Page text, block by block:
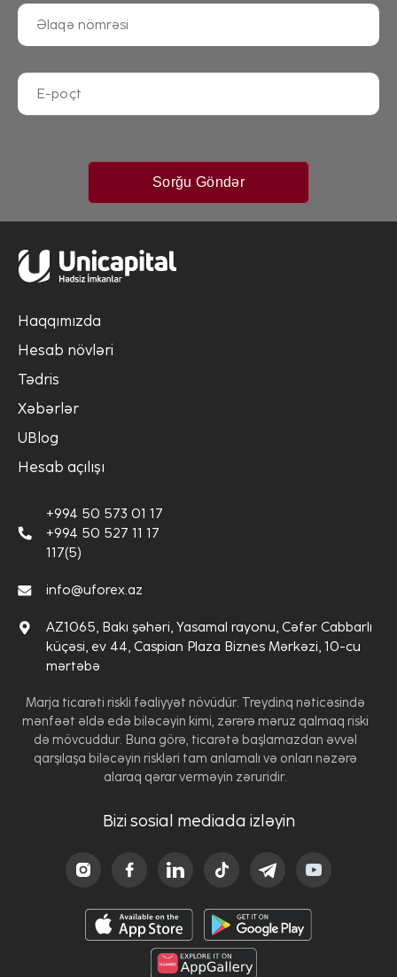
Sorğu Göndər
Haqqımızda
Hesab növləri
Tədris
Xəbərlər
UBlog
Hesab açılışı
+994 50 573 01 17
+994 50 527 11 17
117(5)
info@uforex.az
AZ1065, Bakı şəhəri, Yasamal rayonu, Cəfər Cabbarlı
küçəsi, ev 44, Caspian Plaza Biznes Mərkəzi, 10-cu
mərtəbə
Marja ticarəti riskli fəaliyyət növüdür. Treydinq nəticəsində
mənfəət əldə edə biləcəyin kimi, zərərə məruz qalmaq riski
də mövcuddur. Buna görə, ticarətə başlamazdan əvvəl
qarşılaşa biləcəyin riskləri tam anlamalı və onları nəzərə
alaraq qərar verməyin zəruridir.
Bizi sosial mediada izləyin